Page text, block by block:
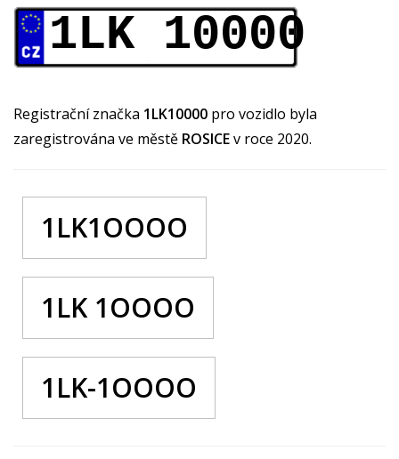
1LK 10000
Registrační značka 1LK10000 pro vozidlo byla
zaregistrována ve městě ROSICEv roce 2020.
1LK1OOOO
1LK 1OOOO
1LK-1OOOO